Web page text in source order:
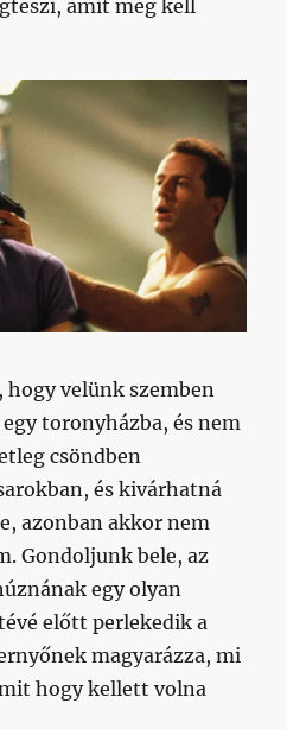
amit meg kell
hogy velünk szemben
toronyházba, és nem
csöndben
és kivárhatná
azonban akkor nem
Gondoljunk bele, az
egy olyan
előtt perlekedik a
magyarázza, mi
hogy kellett volna